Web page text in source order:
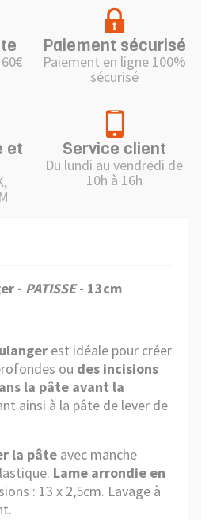
Paiement sécurisé
Paiement en ligne 100%
sécurisé
et Service client
Du lundi au vendredi de
10h à 16h
- PATISSE- 13cm
est idéale pour créer
ou des incisions
la pâte avant la
ainsi à la pâte de lever de
la pâte avec manche
Lame arrondie en
: 13 x 2,5cm. Lavage à